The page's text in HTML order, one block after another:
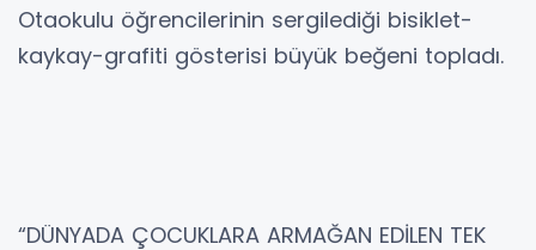
Otaokulu öğrencilerinin sergilediği bisiklet-
kaykay-grafiti gösterisi büyük beğeni topladı.
“DÜNYADA ÇOCUKLARA ARMAĞAN EDİLEN TEK